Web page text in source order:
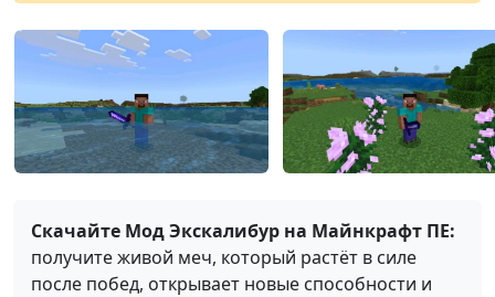
Скачайте Мод Экскалибур на Майнкрафт ПЕ:
получите живой меч, который растёт в силе
после побед, открывает новые способности и